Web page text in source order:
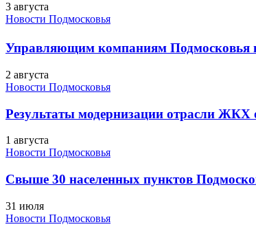
3 августа
Новости Подмосковья
Управляющим компаниям Подмосковья
2 августа
Новости Подмосковья
Результаты модернизации отрасли ЖКХ
1 августа
Новости Подмосковья
Свыше 30 населенных пунктов
31 июля
Новости Подмосковья